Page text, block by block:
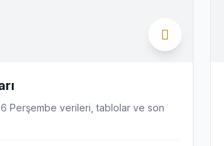
Perşembe verileri, tablolar ve son